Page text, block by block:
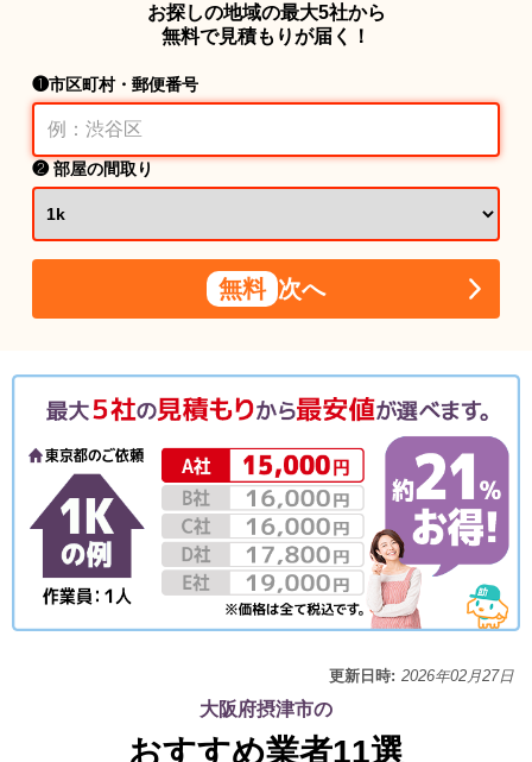
お探しの地域の最大5社から
無料で見積もりが届く！
❶市区町村・郵便番号
❷ 部屋の間取り
無料 次へ
更新日時: 2026年02月27日
大阪府摂津市の
おすすめ業者11選